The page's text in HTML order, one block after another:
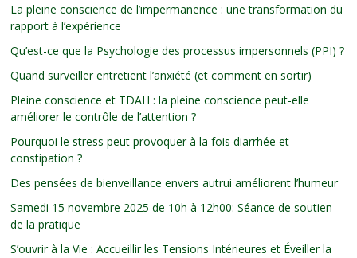
La pleine conscience de l’impermanence : une transformation du
rapport à l’expérience
Qu’est-ce que la Psychologie des processus impersonnels (PPI) ?
Quand surveiller entretient l’anxiété (et comment en sortir)
Pleine conscience et TDAH : la pleine conscience peut-elle
améliorer le contrôle de l’attention ?
Pourquoi le stress peut provoquer à la fois diarrhée et
constipation ?
Des pensées de bienveillance envers autrui améliorent l’humeur
Samedi 15 novembre 2025 de 10h à 12h00: Séance de soutien
de la pratique
S’ouvrir à la Vie : Accueillir les Tensions Intérieures et Éveiller la